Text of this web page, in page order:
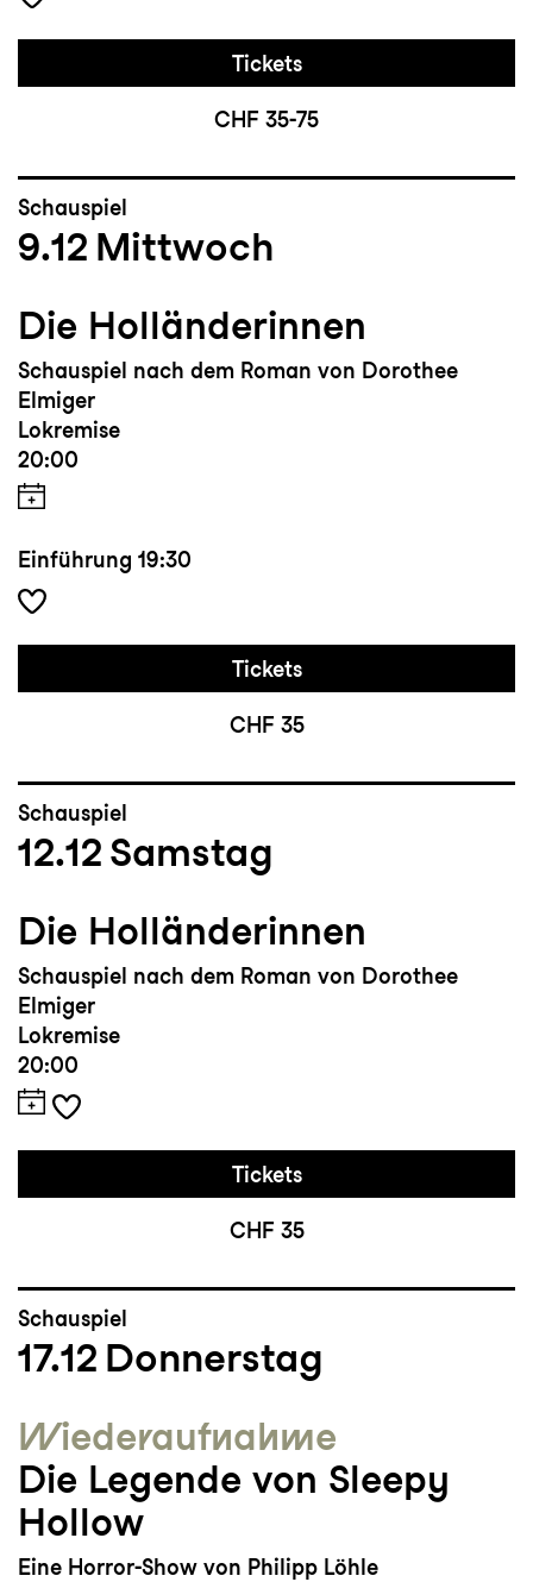
Tickets
CHF 35-75
Schauspiel
9.12 Mittwoch
Die Holländerinnen
Schauspiel nach dem Roman von Dorothee
Elmiger
Lokremise
20:00
Einführung 19:30
Tickets
CHF 35
Schauspiel
12.12 Samstag
Die Holländerinnen
Schauspiel nach dem Roman von Dorothee
Elmiger
Lokremise
20:00
Tickets
CHF 35
Schauspiel
17.12 Donnerstag
Wieder­aufnahme
Die Legende von Sleepy
Hollow
Eine Horror-Show von Philipp Löhle